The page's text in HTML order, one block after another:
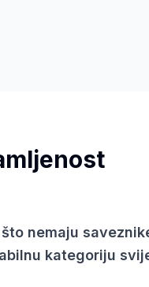
nemaju
kategoriju